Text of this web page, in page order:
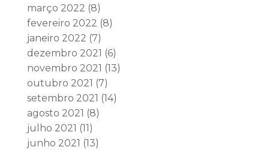
março 2022 (8)
fevereiro 2022 (8)
janeiro 2022 (7)
dezembro 2021 (6)
novembro 2021 (13)
outubro 2021 (7)
setembro 2021 (14)
agosto 2021 (8)
julho 2021 (11)
junho 2021 (13)